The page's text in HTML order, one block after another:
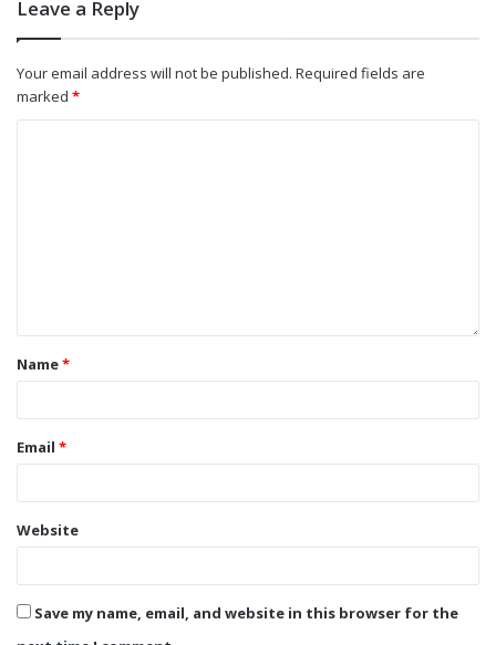
Leave a Reply
Your email address will not be published. Required fields are
marked *
Name*
Email *
Website
Save my name, email, and website in this browser for the